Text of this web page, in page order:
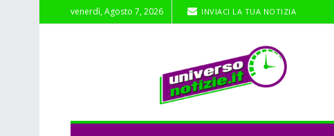
venerdì, Agosto 7, 2026 INVIACI LA TUA NOTIZIA